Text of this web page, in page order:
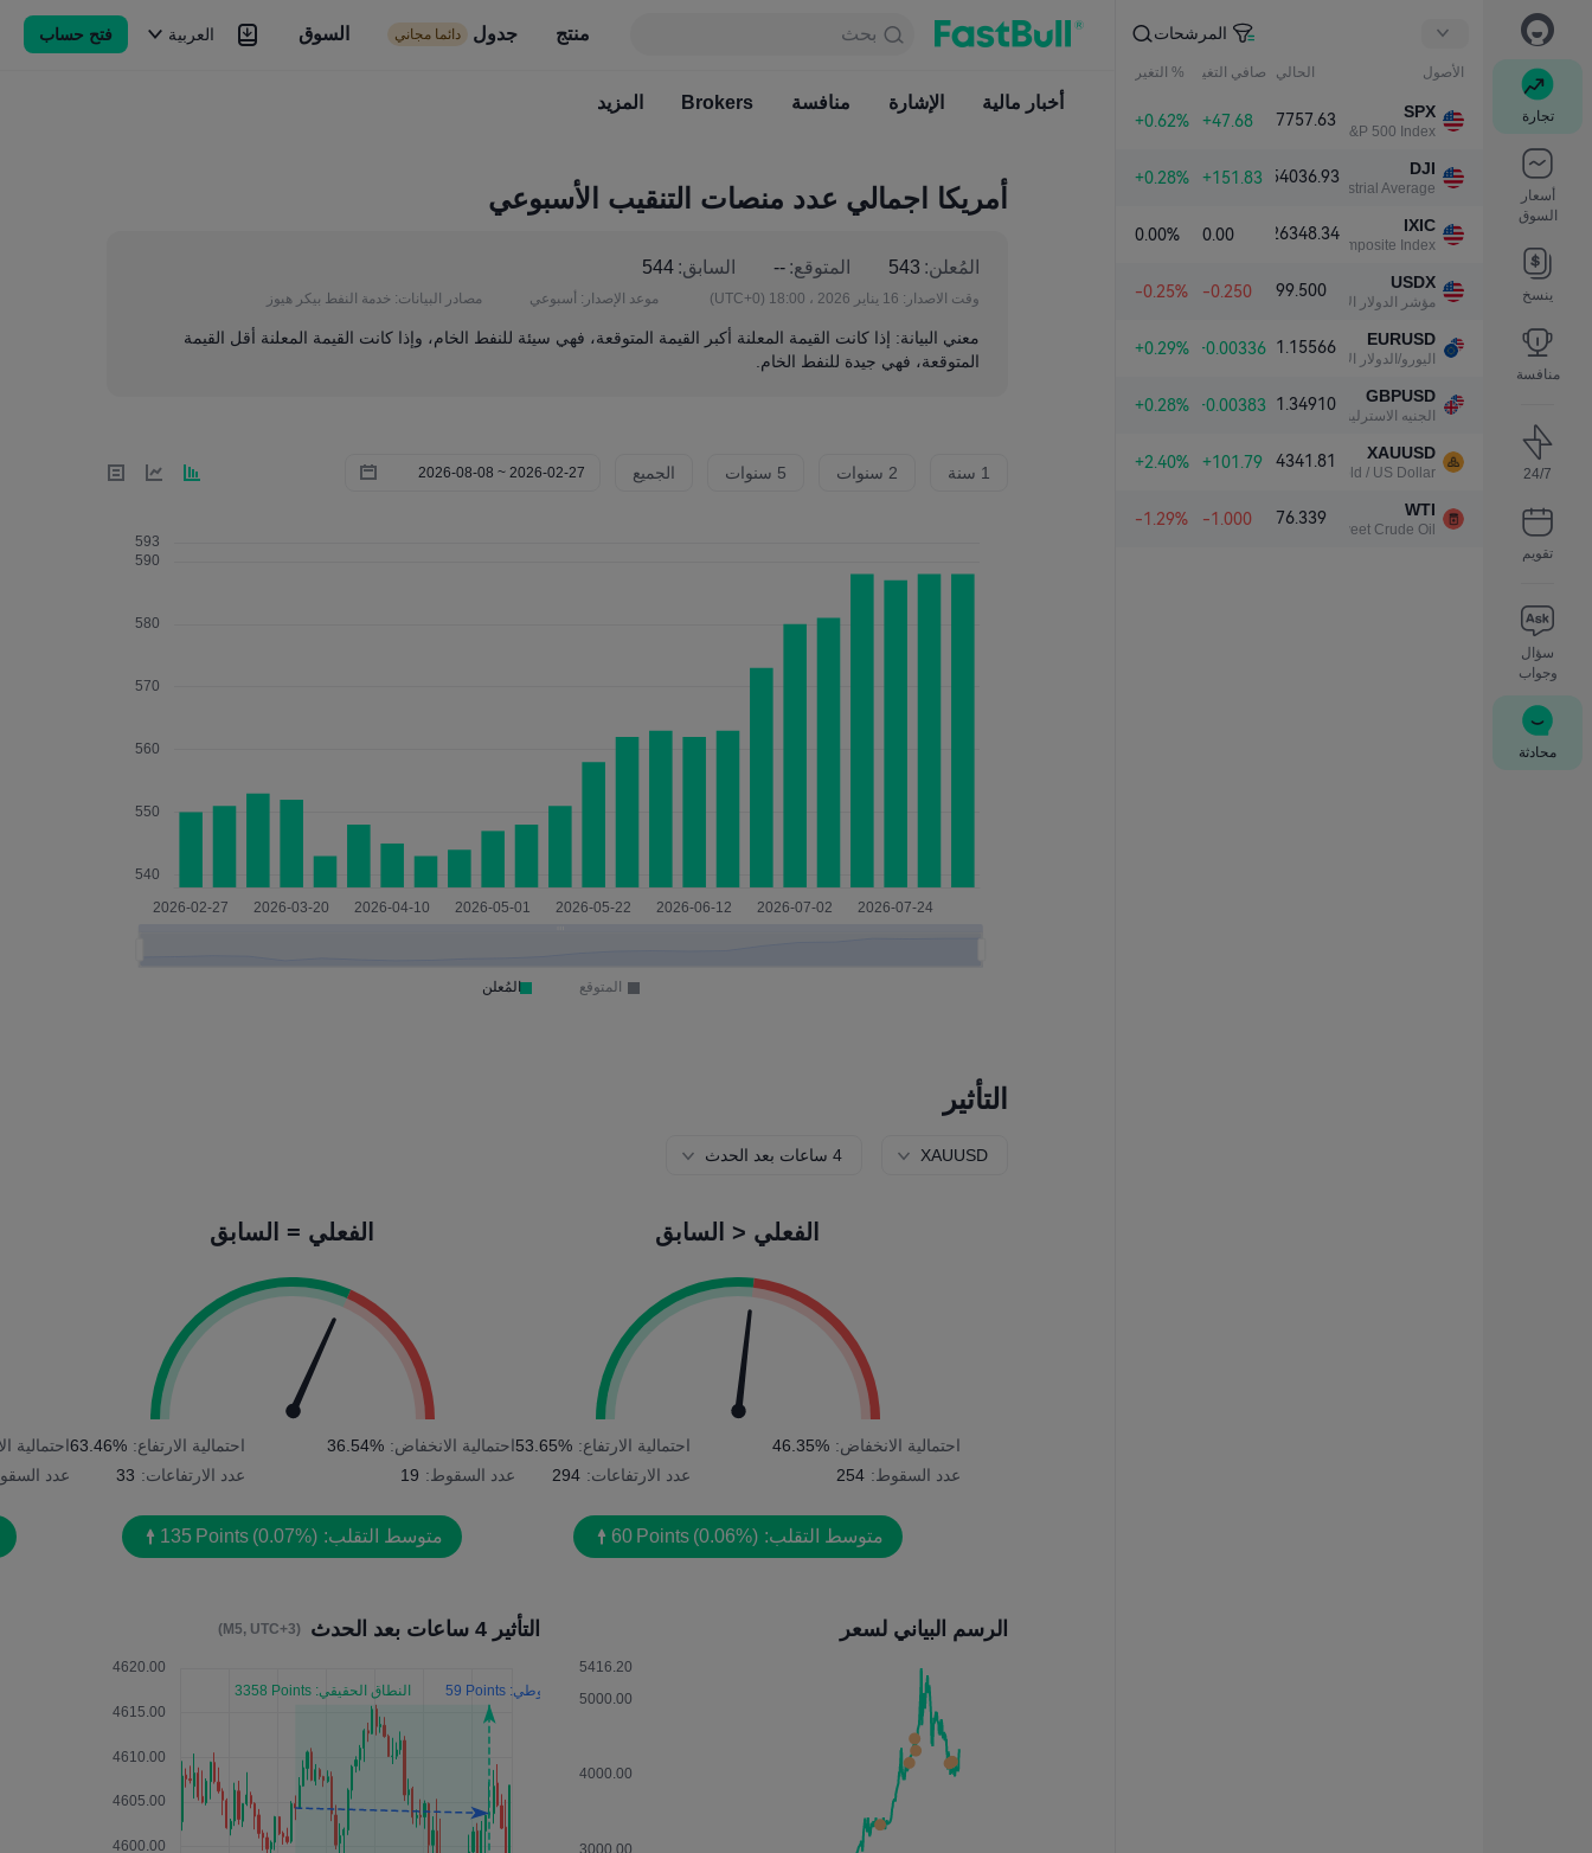
تجارة
أسعار
السوق
ينسخ
منافسة
24/7
تقويم
سؤال
وجواب
محادثة
المرشحات
الأصول الحالي صافي التغير % التغير
SPX
S&P 500 Index
7757.63
+47.68
+0.62%
DJI
Dow Jones Industrial Average
54036.93
+151.83
+0.28%
IXIC
NASDAQ Composite Index
26348.34
0.00
0.00%
USDX
مؤشر الدولار الأمريكي
99.500
-0.250
-0.25%
EURUSD
اليورو/الدولار الأمريكي
1.15566
+0.00336
+0.29%
GBPUSD
الجنيه الاسترليني/الدولار الأمريكي
1.34910
+0.00383
+0.28%
XAUUSD
Gold / US Dollar
4341.81
+101.79
+2.40%
WTI
Light Sweet Crude Oil
76.339
-1.000
-1.29%
بحث منتج جدول دائما مجاني السوق
أخبار مالية الإشارة منافسة
العربية فتح حساب
بحث
دائما مجاني السوق
أخبار مالية الإشارة منافسة Brokers المزيد
أمريكا اجمالي عدد منصات التنقيب الأسبوعي
المُعلن: 543 المتوقع: -- السابق: 544
وقت الاصدار: 16 يناير 2026 ، 18:00 (UTC+0) موعد الإصدار: أسبوعي مصادر البيانات: خدمة النفط بيكر هيوز
معني البيانة: إذا كانت القيمة المعلنة أكبر القيمة المتوقعة، فهي سيئة للنفط الخام، وإذا كانت القيمة المعلنة أقل القيمة
المتوقعة، فهي جيدة للنفط الخام.
1 سنة 2 سنوات 5 سنوات الجميع
التأثير
XAUUSD 4 ساعات بعد الحدث
الفعلي < السابق
احتمالية الارتفاع: 53.65%
عدد الارتفاعات: 294
احتمالية الانخفاض: 46.35%
عدد السقوط: 254
متوسط التقلب: 60 Points (0.06%)
الفعلي = السابق
احتمالية الارتفاع: 63.46%
عدد الارتفاعات: 33
احتمالية الانخفاض: 36.54%
عدد السقوط: 19
متوسط التقلب: 135 Points (0.07%)
احتمالية
عدد
الرسم البياني لسعر التأثير 4 ساعات بعد الحدث (M5, UTC+3)